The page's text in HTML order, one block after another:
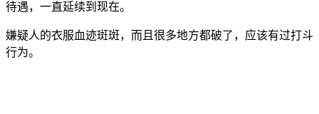
待遇，一直延续到现在。
嫌疑人的衣服血迹斑斑，而且很多地方都破了，应该有过打斗
行为。